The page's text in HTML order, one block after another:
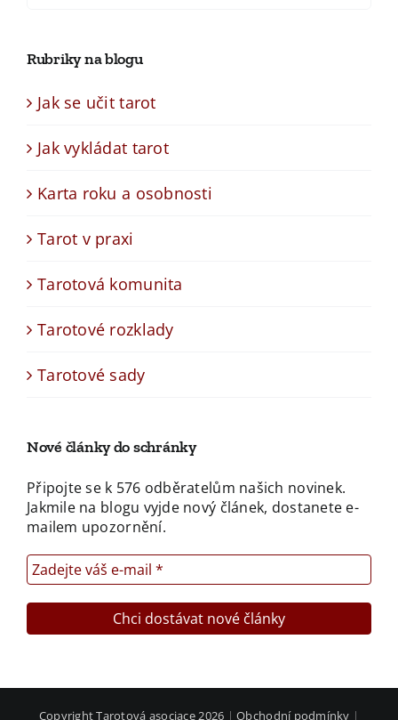
Rubriky na blogu
Jak se učit tarot
Jak vykládat tarot
Karta roku a osobnosti
Tarot v praxi
Tarotová komunita
Tarotové rozklady
Tarotové sady
Nové články do schránky
Připojte se k 576 odběratelům našich novinek.
Jakmile na blogu vyjde nový článek, dostanete e-
mailem upozornění.
Copyright Tarotová asociace 2026 |Obchodní podmínky |